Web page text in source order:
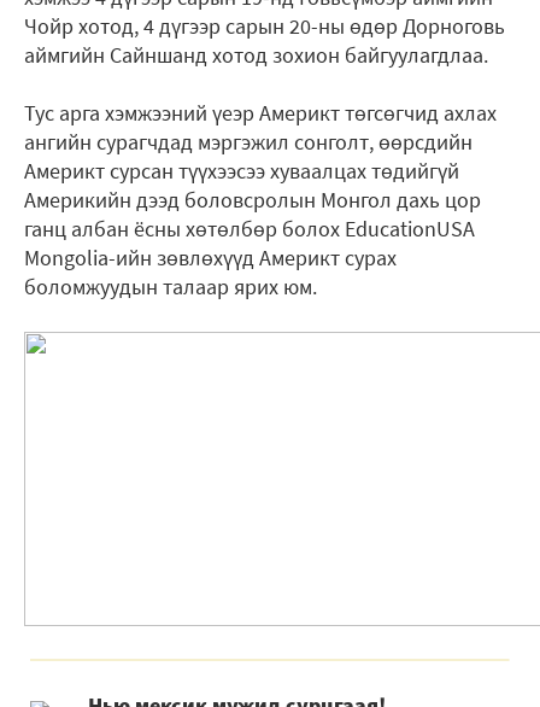
Чойр хотод, 4 дүгээр сарын 20-ны өдөр Дорноговь
аймгийн Сайншанд хотод зохион байгуулагдлаа.
Тус арга хэмжээний үеэр Америкт төгсөгчид ахлах
ангийн сурагчдад мэргэжил сонголт, өөрсдийн
Америкт сурсан түүхээсээ хуваалцах төдийгүй
Америкийн дээд боловсролын Монгол дахь цор
ганц албан ёсны хөтөлбөр болох EducationUSA
Mongolia-ийн зөвлөхүүд Америкт сурах
боломжуудын талаар ярих юм.